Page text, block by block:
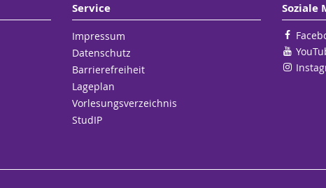
Service
Impressum
Datenschutz
Barrierefreiheit
Lageplan
Vorlesungsverzeichnis
StudIP
Soziale